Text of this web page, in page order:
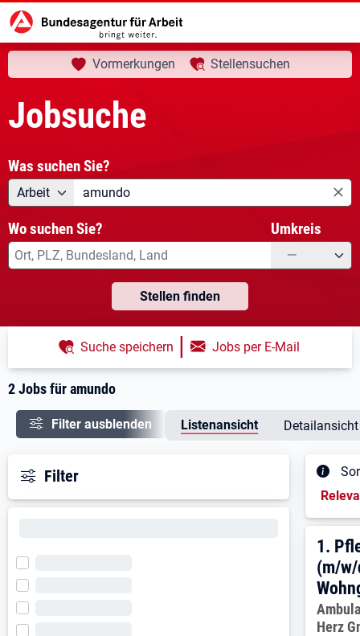
Startseite Jobsuche aktuelle Seite:
Ihre Suche
Vormerkungen Stellensuchen
Jobsuche
Was suchen Sie?
Angebotsart
Arbeit Was suchen Sie?
Wo suchen Sie? Umkreis
—
Stellen finden
2 Jobs für amundo
Suche speichern | Jobs per E-Mail
Filter ausblenden Listenansicht Detailansicht
Filter
1.
1.
(m/
Herz